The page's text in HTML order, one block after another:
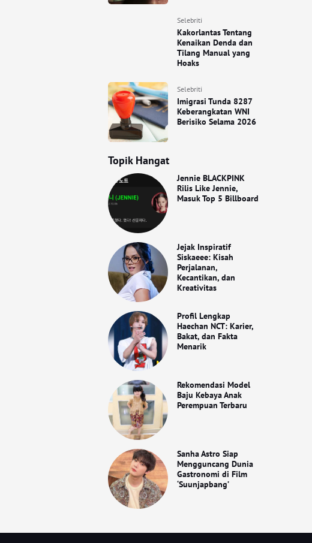
Selebriti
Kakorlantas Tentang
Kenaikan Denda dan
Tilang Manual yang
Hoaks
Selebriti
Imigrasi Tunda 8287
Keberangkatan WNI
Berisiko Selama 2026
Topik Hangat
Jennie BLACKPINK
Rilis Like Jennie,
Masuk Top 5 Billboard
Jejak Inspiratif
Siskaeee: Kisah
Perjalanan,
Kecantikan, dan
Kreativitas
Profil Lengkap
Haechan NCT: Karier,
Bakat, dan Fakta
Menarik
Rekomendasi Model
Baju Kebaya Anak
Perempuan Terbaru
Sanha Astro Siap
Mengguncang Dunia
Gastronomi di Film
‘Suunjapbang’